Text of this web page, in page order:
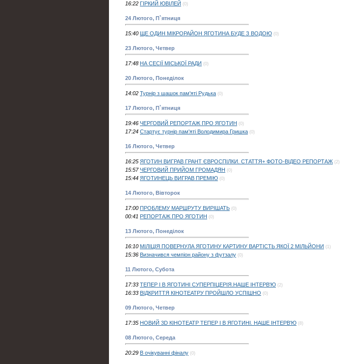
16:22 ГІРКИЙ ЮВІЛЕЙ (0)
24 Лютого, П`ятниця
15:40 ЩЕ ОДИН МІКРОРАЙОН ЯГОТИНА БУДЕ З ВОДОЮ (0)
23 Лютого, Четвер
17:48 НА СЕСІЇ МІСЬКОЇ РАДИ (0)
20 Лютого, Понеділок
14:02 Турнір з шашок пам'яті Рудька (0)
17 Лютого, П`ятниця
19:46 ЧЕРГОВИЙ РЕПОРТАЖ ПРО ЯГОТИН (0)
17:24 Стартує турнір пам'яті Володимира Гришка (0)
16 Лютого, Четвер
16:25 ЯГОТИН ВИГРАВ ГРАНТ ЄВРОСПІЛКИ. СТАТТЯ+ ФОТО-ВІДЕО РЕПОРТАЖ (2)
15:57 ЧЕРГОВИЙ ПРИЙОМ ГРОМАДЯН (0)
15:44 ЯГОТИНЕЦЬ ВИГРАВ ПРЕМІЮ (0)
14 Лютого, Вівторок
17:00 ПРОБЛЕМУ МАРШРУТУ ВИРІШАТЬ (0)
00:41 РЕПОРТАЖ ПРО ЯГОТИН (0)
13 Лютого, Понеділок
16:10 МІЛІЦІЯ ПОВЕРНУЛА ЯГОТИНУ КАРТИНУ ВАРТІСТЬ ЯКОЇ 2 МІЛЬЙОНИ (1)
15:36 Визначився чемпіон району з футзалу (0)
11 Лютого, Субота
17:33 ТЕПЕР І В ЯГОТИНІ СУПЕРПІЦЕРІЯ.НАШЕ ІНТЕРВ'Ю (2)
16:33 ВІДКРИТТЯ КІНОТЕАТРУ ПРОЙШЛО УСПІШНО (0)
09 Лютого, Четвер
17:35 НОВИЙ 3D КІНОТЕАТР ТЕПЕР І В ЯГОТИНІ. НАШЕ ІНТЕРВ'Ю (8)
08 Лютого, Середа
20:29 В очікуванні фіналу (0)